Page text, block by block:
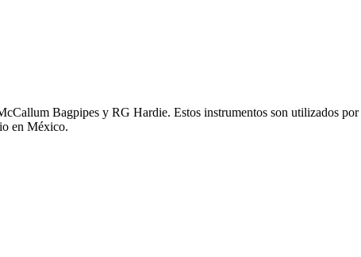
Bagpipes y RG Hardie. Estos instrumentos son utilizados
en México.